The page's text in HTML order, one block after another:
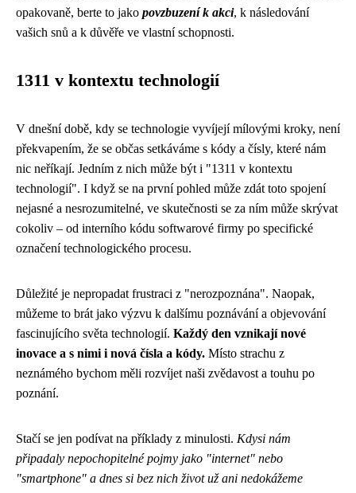
opakovaně, berte to jako povzbuzení k akci, k následování
vašich snů a k důvěře ve vlastní schopnosti.
1311 v kontextu technologií
V dnešní době, kdy se technologie vyvíjejí mílovými kroky, není
překvapením, že se občas setkáváme s kódy a čísly, které nám
nic neříkají. Jedním z nich může být i "1311 v kontextu
technologií". I když se na první pohled může zdát toto spojení
nejasné a nesrozumitelné, ve skutečnosti se za ním může skrývat
cokoliv – od interního kódu softwarové firmy po specifické
označení technologického procesu.
Důležité je nepropadat frustraci z "nerozpoznána". Naopak,
můžeme to brát jako výzvu k dalšímu poznávání a objevování
fascinujícího světa technologií. Každý den vznikají nové
inovace a s nimi i nová čísla a kódy. Místo strachu z
neznámého bychom měli rozvíjet naši zvědavost a touhu po
poznání.
Stačí se jen podívat na příklady z minulosti. Kdysi nám
připadaly nepochopitelné pojmy jako "internet" nebo
"smartphone" a dnes si bez nich život už ani nedokážeme